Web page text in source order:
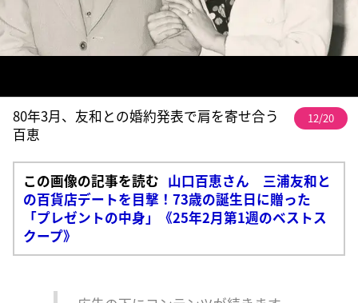
80年3月、友和との婚約発表で肩を寄せ合う
百恵
12/20
この画像の記事を読む 山口百恵さん 三浦友和と
の百貨店デートを目撃！73歳の誕生日に贈った
「プレゼントの中身」《25年2月第1週のベストス
クープ》